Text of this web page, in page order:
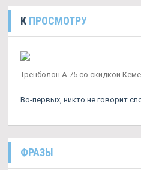
К ПРОСМОТРУ
Тренболон A 75 со скидкой
Во-первых, никто не говорит
ФРАЗЫ